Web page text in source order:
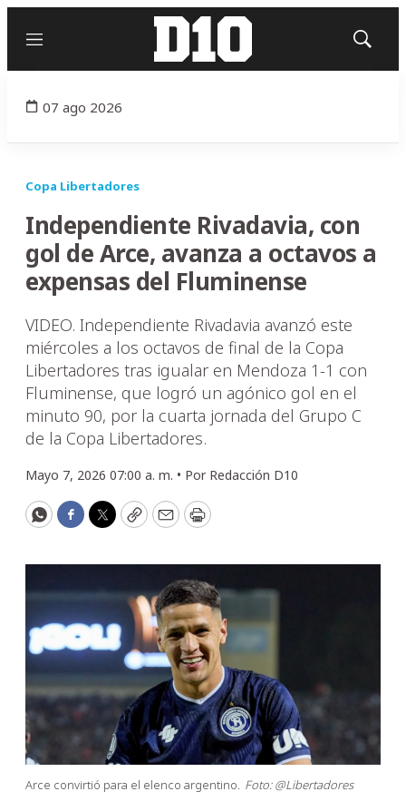
Menú
Mostrar
07 ago 2026
Copa Libertadores
Independiente Rivadavia, con
gol de Arce, avanza a octavos a
expensas del Fluminense
VIDEO. Independiente Rivadavia avanzó este
miércoles a los octavos de final de la Copa
Libertadores tras igualar en Mendoza 1-1 con
Fluminense, que logró un agónico gol en el
minuto 90, por la cuarta jornada del Grupo C
de la Copa Libertadores.
Mayo 7, 2026 07:00 a. m. • Por Redacción D10
WhatsApp
Facebook
Twitter
CopyEmailPrint
Arce convirtió para el elenco argentino. Foto: @Libertadores